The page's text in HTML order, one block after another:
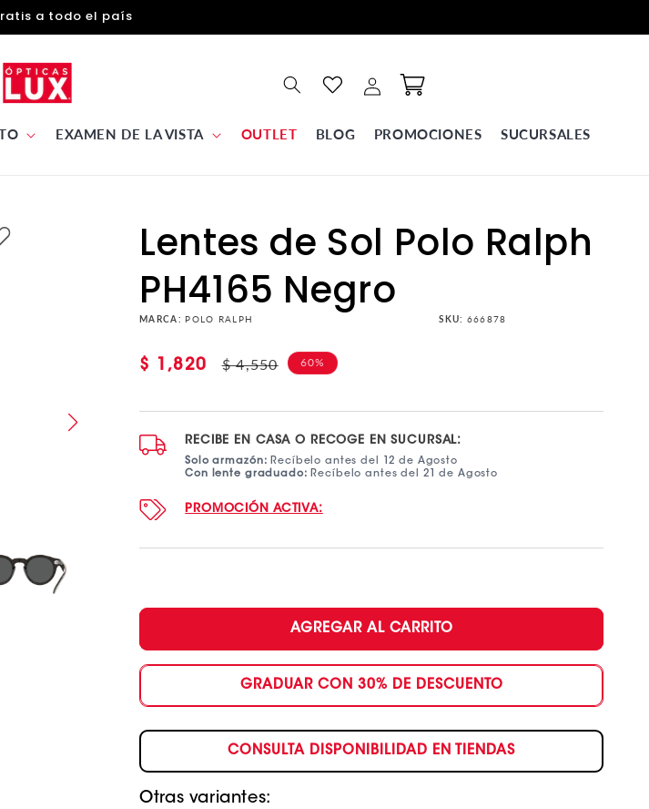
a todo el país
EXAMEN DE LA VISTA OUTLET BLOG PROMOCIONES SUCURSALES
sesión
Carrito
Lentes de Sol Polo Ralph
PH4165 Negro
MARCA: POLO RALPH SKU: 666878
Precio
oferta
$ 1,820
Precio
$ 4,550 60%
RECIBE EN CASA O RECOGE EN SUCURSAL:
Solo armazón: Recíbelo antes del 12 de Agosto
Con lente graduado: Recíbelo antes del 21 de Agosto
PROMOCIÓN ACTIVA:
AGREGAR AL CARRITO
GRADUAR CON 30% DE DESCUENTO
CONSULTA DISPONIBILIDAD EN TIENDAS
Otras variantes: